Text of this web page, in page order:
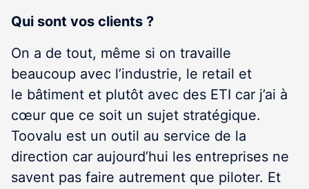
Qui sont vos clients ?
On a de tout, même si on travaille
beaucoup avec l’industrie, le retail et
le bâtiment et plutôt avec des ETI car j’ai à
cœur que ce soit un sujet stratégique.
Toovalu est un outil au service de la
direction car aujourd’hui les entreprises ne
savent pas faire autrement que piloter. Et